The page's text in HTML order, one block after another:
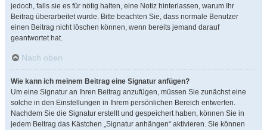
jedoch, falls sie es für nötig halten, eine Notiz hinterlassen, warum Ihr
Beitrag überarbeitet wurde. Bitte beachten Sie, dass normale Benutzer
einen Beitrag nicht löschen können, wenn bereits jemand darauf
geantwortet hat.
Nach oben
Wie kann ich meinem Beitrag eine Signatur anfügen?
Um eine Signatur an Ihren Beitrag anzufügen, müssen Sie zunächst eine
solche in den Einstellungen in Ihrem persönlichen Bereich entwerfen.
Nachdem Sie die Signatur erstellt und gespeichert haben, können Sie in
jedem Beitrag das Kästchen „Signatur anhängen“ aktivieren. Sie können